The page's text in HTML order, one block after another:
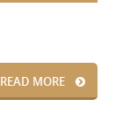
READ MORE